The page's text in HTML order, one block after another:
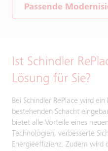
Passende
Ist Schindler
Lösung für Sie?
Bei Schindler RePlace wird
bestehenden Schacht
bietet alle Vorteile eines
Technologien, verbesserte
Energieeffizienz. Zudem wird